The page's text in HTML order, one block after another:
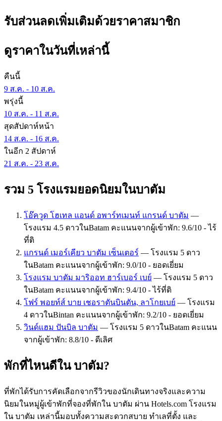
รับส่วนลดเพิ่มเติมด้วยราคาสมาชิก
ดูราคาในวันที่เหล่านี้
คืนนี้
9 ส.ค. - 10 ส.ค.
พรุ่งนี้
10 ส.ค. - 11 ส.ค.
สุดสัปดาห์หน้า
14 ส.ค. - 16 ส.ค.
ในอีก 2 สัปดาห์
21 ส.ค. - 23 ส.ค.
รวม 5 โรงแรมยอดนิยมในบาตัม
โอ๊ควูด โฮเทล แอนด์ อพาร์ทเมนท์ แกรนด์ บาตัม —
โรงแรม 4.5 ดาวในBatam คะแนนจากผู้เข้าพัก: 9.6/10 - ไร้
ที่ติ
แกรนด์ เมอร์เคียว บาตัม เซ็นเตอร์ — โรงแรม 5 ดาว
ในBatam คะแนนจากผู้เข้าพัก: 9.0/10 - ยอดเยี่ยม
โรงแรม บาตัม มาริออท ฮาร์เบอร์ เบย์ — โรงแรม 5 ดาว
ในBatam คะแนนจากผู้เข้าพัก: 9.4/10 - ไร้ที่ติ
โฟร์ พอยท์ส์ บาย เชอราตันบินตัน, ลาโกยเบย์ — โรงแรม
4 ดาวในBintan คะแนนจากผู้เข้าพัก: 9.2/10 - ยอดเยี่ยม
วินด์แฮม ปันบิล บาตัม — โรงแรม 5 ดาวในBatam คะแนน
จากผู้เข้าพัก: 8.8/10 - ดีเลิศ
พักที่ไหนดีใน บาตัม?
ที่พักได้รับการคัดเลือกจากรีวิวของนักเดินทางจริงและความ
นิยมในหมู่ผู้เข้าพักที่จองที่พักใน บาตัม ผ่าน Hotels.com โรงแรม
ใน บาตัม เหล่านี้มอบทั้งความสะดวกสบาย ทำเลที่ตั้ง และ